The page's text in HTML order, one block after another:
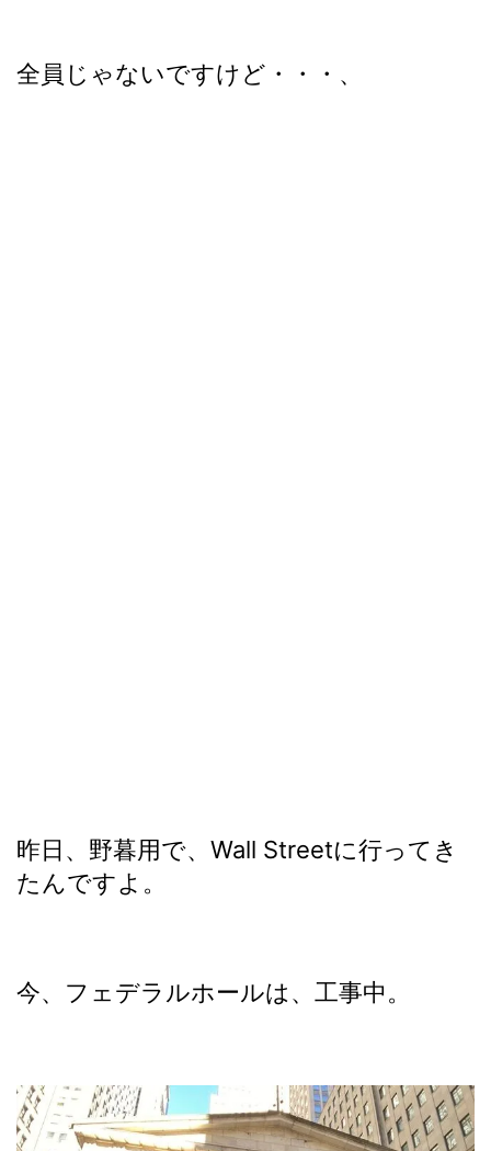
全員じゃないですけど・・・、
昨日、野暮用で、Wall Streetに行ってき
たんですよ。
今、フェデラルホールは、工事中。